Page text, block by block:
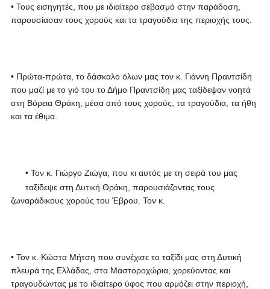
• Τους εισηγητές, που με ιδιαίτερο σεβασμό στην παράδοση,
παρουσίασαν τους χορούς και τα τραγούδια της περιοχής τους.
• Πρώτα-πρώτα, το δάσκαλο όλων μας τον κ. Γιάννη Πραντσίδη
που μαζί με το γιό του το Δήμο Πραντσίδη μας ταξίδεψαν νοητά
στη Βόρεια Θράκη, μέσα από τους χορούς, τα τραγούδια, τα ήθη
και τα έθιμα.
• Τον κ. Γιώργο Ζιώγα, που κι αυτός με τη σειρά του μας
ταξίδεψε στη Δυτική Θράκη, παρουσιάζοντας τους
ζωναράδικους χορούς του Έβρου. Τον κ.
• Τον κ. Κώστα Μήτση που συνέχισε το ταξίδι μας στη Δυτική
πλευρά της Ελλάδας, στα Μαστοροχώρια, χορεύοντας και
τραγουδώντας με το ιδιαίτερο ύφος που αρμόζει στην περιοχή,